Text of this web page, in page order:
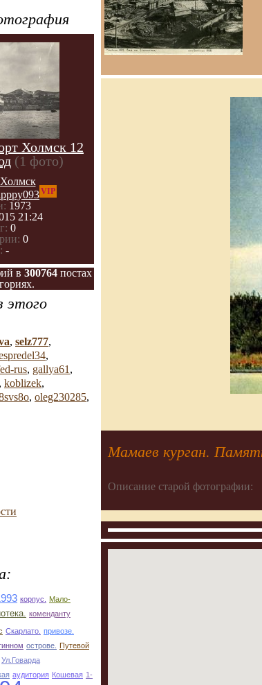
Холмск 12
(1 фото)
Холмск
VIP
1973
21:24
0
0
-
в 300764постах
этого
, selz777,
,
rus, gallya61 ,
, koblizek,
, oleg230285,
корпус.
Мало-
коменданту
Скарлато. привозе.
острове. Путевой
Ул.Говарда
аудитория Кошевая 1-
Мамаев курган.
Описание старой фотографии: